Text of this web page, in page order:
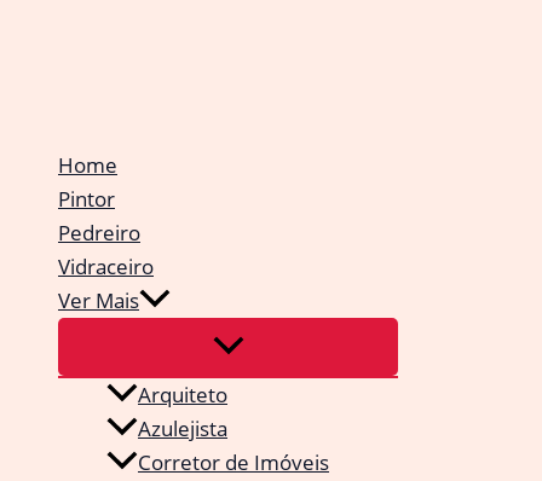
Home
Pintor
Pedreiro
Vidraceiro
Ver Mais
Arquiteto
Azulejista
Corretor de Imóveis